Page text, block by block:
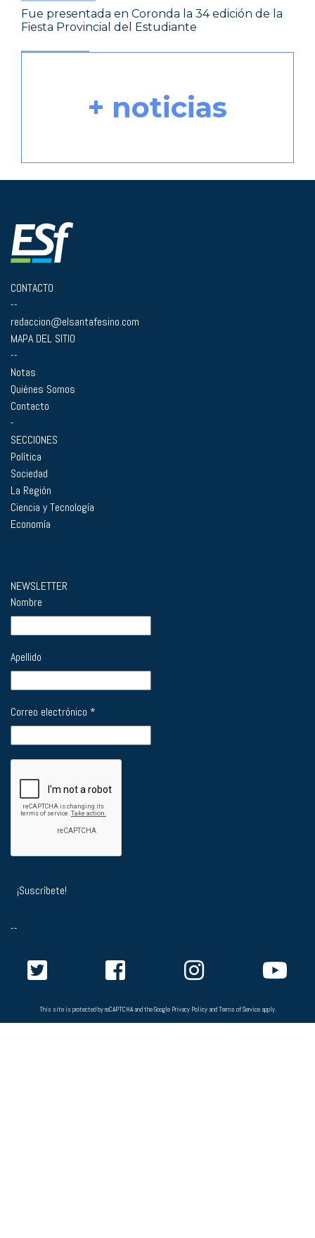
Fue presentada en Coronda la 34 edición de la
Fiesta Provincial del Estudiante
+ noticias
CONTACTO
--
redaccion@elsantafesino.com
MAPA DEL SITIO
--
Notas
Quiénes Somos
Contacto
-
SECCIONES
Política
Sociedad
La Región
Ciencia y Tecnología
Economía
NEWSLETTER
Nombre
Apellido
Correo electrónico *
--
This site is protected by reCAPTCHA and the Google Privacy PolicyandTerms of Serviceapply.